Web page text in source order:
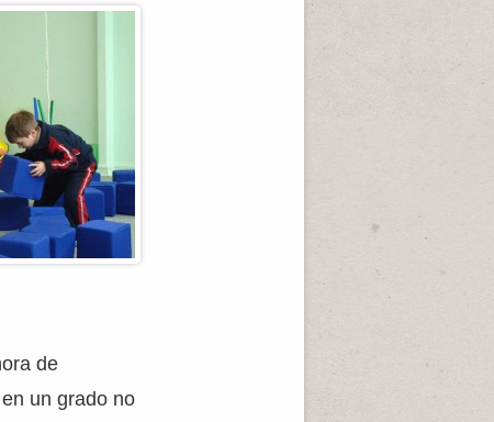
de
un grado no